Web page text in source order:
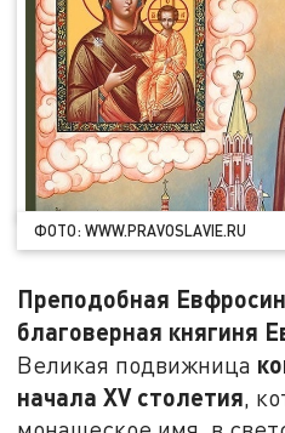
ФОТО: WWW.PRAVOSLAVIE.RU
Преподобная
благоверная княгиня
Великая подвижница
началаXVстолетия,